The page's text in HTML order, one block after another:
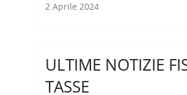
2 Aprile 2024
ULTIME NOTIZIE
TASSE